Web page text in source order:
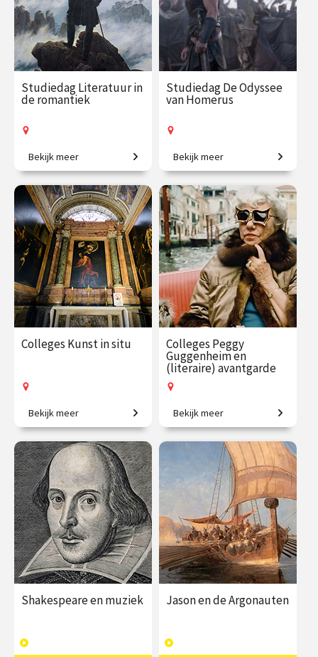
Studiedag Literatuur in
de romantiek
Een ontsnapping aan de
werkelijkheid.
€ 65.00 / €
90.00
vanaf 21
mrt.
Op locatie
Bekijk meer
Studiedag De Odyssee
van Homerus
Verken de wereld van
Homerus' epische verhalen.
€ 65.00 / €
90.00
vanaf 5
okt.
Op locatie
Bekijk meer
Colleges Kunst in situ
Kunstwerken in hun
oorspronkelijke context.
€ 195.00
vanaf 28
okt.
Op locatie
Bekijk meer
Colleges Peggy
Guggenheim en
(literaire) avantgarde
Van erfgename tot
invloedrijke
kunstverzamelaar.
€ 145.00
vanaf 22
sep.
Op locatie
Bekijk meer
Shakespeare en muziek Jason en de Argonauten